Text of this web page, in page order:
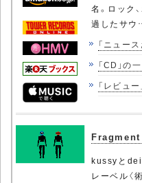
名。ロック
過したサ
「ニュー
「CD」の
「レビュ
Fragment
kussyとdeii
レーベル〈